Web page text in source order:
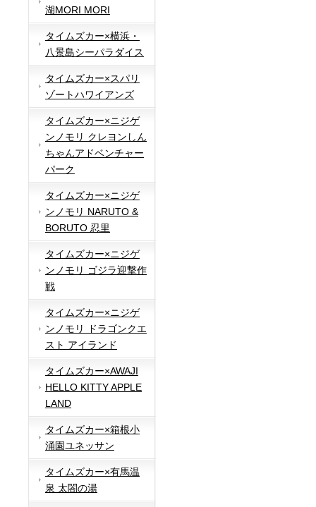
湖MORI MORI
タイムズカー×横浜・
八景島シーパラダイス
タイムズカー×スパリ
ゾートハワイアンズ
タイムズカー×ニジゲ
ンノモリ クレヨンしん
ちゃんアドベンチャー
パーク
タイムズカー×ニジゲ
ンノモリ NARUTO &
BORUTO 忍里
タイムズカー×ニジゲ
ンノモリ ゴジラ迎撃作
戦
タイムズカー×ニジゲ
ンノモリ ドラゴンクエ
スト アイランド
タイムズカー×AWAJI
HELLO KITTY APPLE
LAND
タイムズカー×箱根小
涌園ユネッサン
タイムズカー×有馬温
泉 太閤の湯